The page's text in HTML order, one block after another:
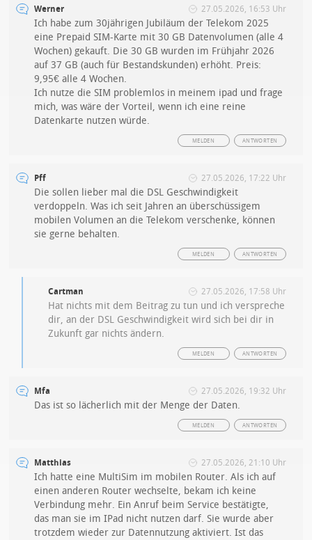
Werner 27.05.2026, 16:53 Uhr
Ich habe zum 30jährigen Jubiläum der Telekom 2025
eine Prepaid SIM-Karte mit 30 GB Datenvolumen (alle 4
Wochen) gekauft. Die 30 GB wurden im Frühjahr 2026
auf 37 GB (auch für Bestandskunden) erhöht. Preis:
9,95€ alle 4 Wochen.
Ich nutze die SIM problemlos in meinem ipad und frage
mich, was wäre der Vorteil, wenn ich eine reine
Datenkarte nutzen würde.
ANTWORTEN
MELDEN
Pff 27.05.2026, 17:22 Uhr
Die sollen lieber mal die DSL Geschwindigkeit
verdoppeln. Was ich seit Jahren an überschüssigem
mobilen Volumen an die Telekom verschenke, können
sie gerne behalten.
ANTWORTEN
MELDEN
Cartman 27.05.2026, 17:58 Uhr
Hat nichts mit dem Beitrag zu tun und ich verspreche
dir, an der DSL Geschwindigkeit wird sich bei dir in
Zukunft gar nichts ändern.
ANTWORTEN
MELDEN
Mfa 27.05.2026, 19:32 Uhr
Das ist so lächerlich mit der Menge der Daten.
ANTWORTEN
MELDEN
Matthias 27.05.2026, 21:10 Uhr
Ich hatte eine MultiSim im mobilen Router. Als ich auf
einen anderen Router wechselte, bekam ich keine
Verbindung mehr. Ein Anruf beim Service bestätigte,
das man sie im IPad nicht nutzen darf. Sie wurde aber
trotzdem wieder zur Datennutzung aktiviert. Ist das